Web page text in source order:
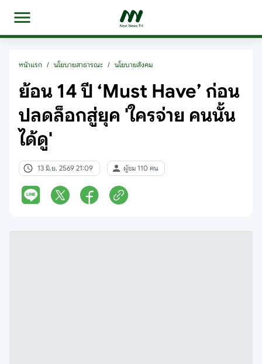
หน้าแรก / นโยบายสาธารณะ / นโยบายสังคม
ย้อน 14 ปี ‘Must Have’ ก่อน
ปลดล็อกสู่ยุค 'ใครจ่าย คนนั้น
ได้ดู'
13 มิ.ย. 2569 21:09 ผู้ชม 110 คน